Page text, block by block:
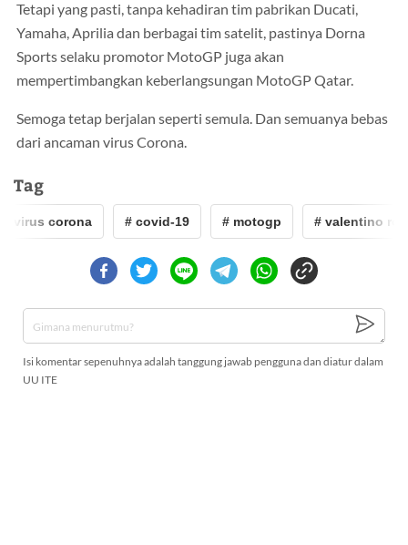
Tetapi yang pasti, tanpa kehadiran tim pabrikan Ducati,
Yamaha, Aprilia dan berbagai tim satelit, pastinya Dorna
Sports selaku promotor MotoGP juga akan
mempertimbangkan keberlangsungan MotoGP Qatar.
Semoga tetap berjalan seperti semula. Dan semuanya bebas
dari ancaman virus Corona.
Tag
virus corona # covid-19 # motogp # valentino
Isi komentar sepenuhnya adalah tanggung jawab pengguna dan diatur dalam
UU ITE